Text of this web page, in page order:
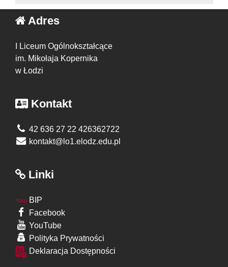
Adres
I Liceum Ogólnokształcące
im. Mikołaja Kopernika
w Łodzi
Kontakt
42 636 27 22 426362722
kontakt@lo1.elodz.edu.pl
Linki
BIP
Facebook
YouTube
Polityka Prywatności
Deklaracja Dostępności